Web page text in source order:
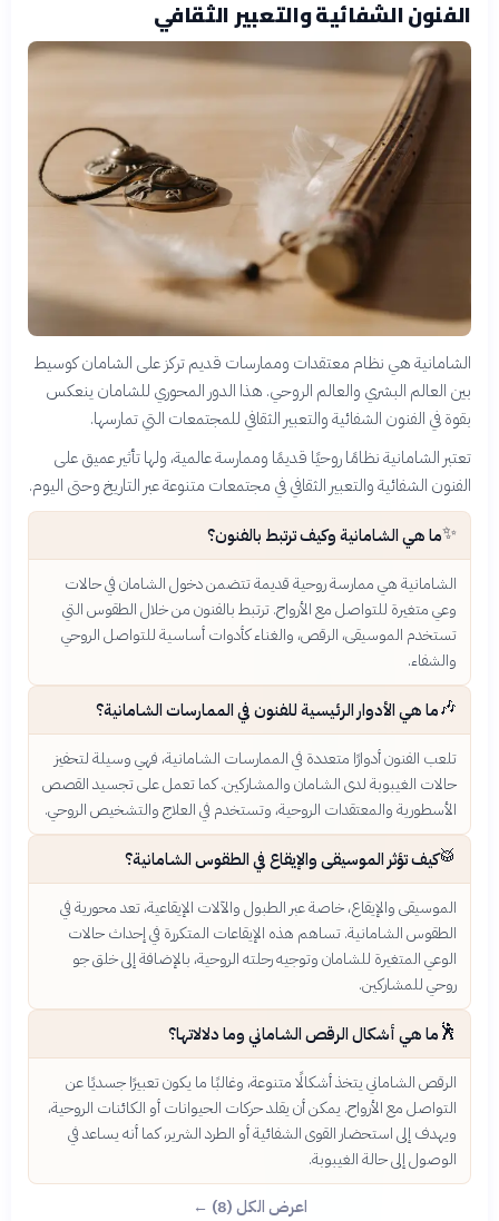
الفنون الشفائية والتعبير الثقافي
الشامانية هي نظام معتقدات وممارسات قديم تركز على الشامان كوسيط
بين العالم البشري والعالم الروحي. هذا الدور المحوري للشامان ينعكس
بقوة في الفنون الشفائية والتعبير الثقافي للمجتمعات التي تمارسها.
تعتبر الشامانية نظامًا روحيًا قديمًا وممارسة عالمية، ولها تأثير عميق على
الفنون الشفائية والتعبير الثقافي في مجتمعات متنوعة عبر التاريخ وحتى اليوم.
✨ما هي الشامانية وكيف ترتبط بالفنون؟
الشامانية هي ممارسة روحية قديمة تتضمن دخول الشامان في حالات
وعي متغيرة للتواصل مع الأرواح. ترتبط بالفنون من خلال الطقوس التي
تستخدم الموسيقى، الرقص، والغناء كأدوات أساسية للتواصل الروحي
والشفاء.
🎶ما هي الأدوار الرئيسية للفنون في الممارسات الشامانية؟
تلعب الفنون أدوارًا متعددة في الممارسات الشامانية، فهي وسيلة لتحفيز
حالات الغيبوبة لدى الشامان والمشاركين. كما تعمل على تجسيد القصص
الأسطورية والمعتقدات الروحية، وتستخدم في العلاج والتشخيص الروحي.
🥁كيف تؤثر الموسيقى والإيقاع في الطقوس الشامانية؟
الموسيقى والإيقاع، خاصة عبر الطبول والآلات الإيقاعية، تعد محورية في
الطقوس الشامانية. تساهم هذه الإيقاعات المتكررة في إحداث حالات
الوعي المتغيرة للشامان وتوجيه رحلته الروحية، بالإضافة إلى خلق جو
روحي للمشاركين.
🕺ما هي أشكال الرقص الشاماني وما دلالاتها؟
الرقص الشاماني يتخذ أشكالًا متنوعة، وغالبًا ما يكون تعبيرًا جسديًا عن
التواصل مع الأرواح. يمكن أن يقلد حركات الحيوانات أو الكائنات الروحية،
ويهدف إلى استحضار القوى الشفائية أو الطرد الشرير، كما أنه يساعد في
الوصول إلى حالة الغيبوبة.
اعرض الكل (8) ←